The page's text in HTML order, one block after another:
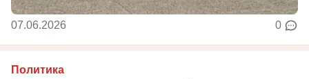
07.06.2026 0
Политика